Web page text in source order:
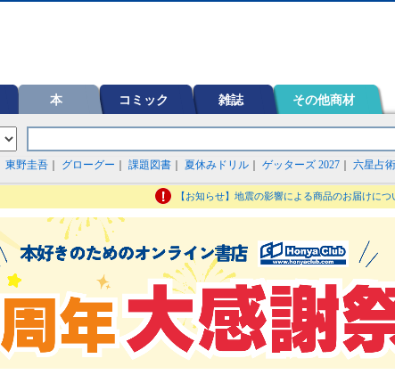
本 コミック 雑誌 その他商材
東野圭吾 グローグー 課題図書 夏休みドリル ゲッターズ 2027 六星占
【お知らせ】地震の影響による商品のお届けにつ